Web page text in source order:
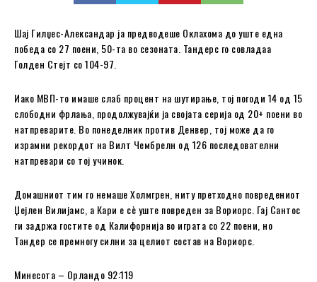
Шај Гилџес-Александар ја предводеше Оклахома до уште една
победа со 27 поени, 50-та во сезоната. Тандерс го совладаа
Голден Стејт со 104-97.
Иако МВП-то имаше слаб процент на шутирање, тој погоди 14 од 15
слободни фрлања, продолжувајќи ја својата серија од 20+ поени во
натпреварите. Во понеделник против Денвер, тој може да го
израмни рекордот на Вилт Чембрелн од 126 последователни
натпревари со тој учинок.
Домашниот тим го немаше Холмгрен, ниту претходно повредениот
Џејлен Вилијамс, а Кари е сè уште повреден за Вориорс. Гај Сантос
ги задржа гостите од Калифорнија во играта со 22 поени, но
Тандер се премногу силни за целиот состав на Вориорс.
Минесота – Орландо 92:119